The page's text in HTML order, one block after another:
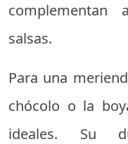
complementan
salsas.
Para una
chócolo o la
ideales. Su